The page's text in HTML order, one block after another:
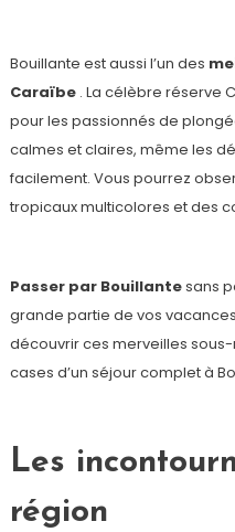
Bouillante est aussi l’un des
Caraïbe . La célèbre réserve
pour les passionnés de
calmes et claires, même les
facilement. Vous pourrez
tropicaux multicolores et des
Passer par Bouillantesans
grande partie de vos
découvrir ces merveilles
cases d’un séjour complet à
Les
région